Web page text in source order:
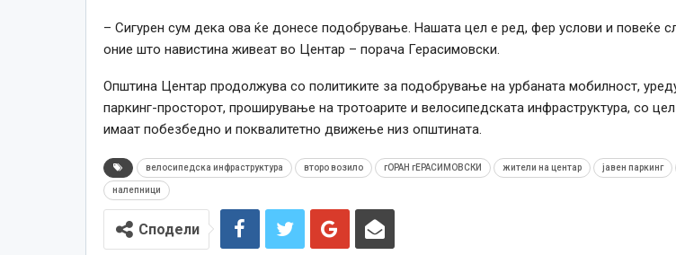
– Сигурен сум дека ова ќе донесе подобрување. Нашата цел е ред, фер услови и повеќе
оние што навистина живеат во Центар – порача Герасимовски.
Општина Центар продолжува со политиките за подобрување на урбаната мобилност,
паркинг-просторот, проширување на тротоарите и велосипедската инфраструктура, со цел
имаат побезбедно и поквалитетно движење низ општината.
велосипедска инфраструктура второ возило гОРАН гЕРАСИМОВСКИ жители на центар јавен паркинг
налепници
Сподели